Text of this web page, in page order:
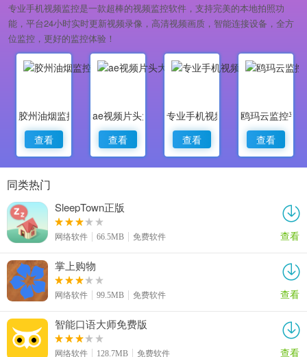
专业手机视频监控是一款超棒的视频监控软件，支持完美的本地拍照功
能，平台24小时实时更新视频录像，高清视频画质，智能连接设备，全方
位监控，更好的监控体验！
胶州油烟监控
查看
ae视频片头大师
查看
专业手机视频监控
查看
鸥玛云监控平
查看
同类热门
SleepTown正版
网络软件 66.5MB 免费软件 查看
掌上购物
网络软件 99.5MB 免费软件 查看
智能口语大师免费版
网络软件 128.7MB 免费软件 查看